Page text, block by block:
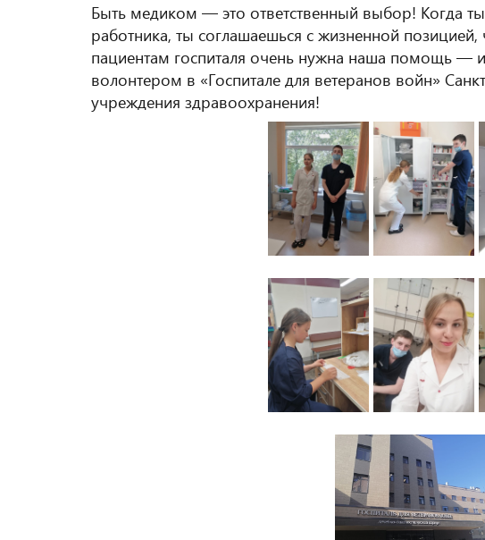
Быть медиком — это ответственный выбор! Когда
работника, ты соглашаешься с жизненной
пациентам госпиталя очень нужна наша помощь —
волонтером в «Госпитале для ветеранов войн»
учреждения здравоохранения!